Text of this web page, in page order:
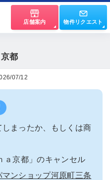
店舗案内 物件リクエスト
都
07/12
まったか、もしくは商
ａ京都」のキャンセル
マンショップ河原町三条